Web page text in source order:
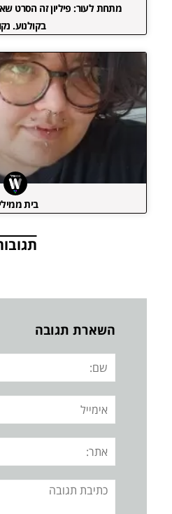
מתחת לעור: פיליון זה הסרט
בקולנוע.
בית
השארת תגובה
שם:
אימייל
אתר:
תגובה